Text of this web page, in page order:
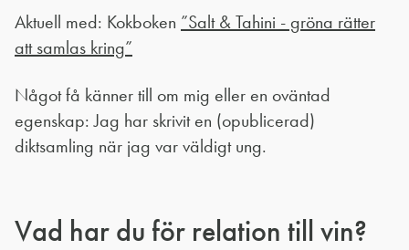
Aktuell med: Kokboken ”Salt & Tahini - gröna rätter
att samlas kring”
Något få känner till om mig eller en oväntad
egenskap: Jag har skrivit en (opublicerad)
diktsamling när jag var väldigt ung.
Vad har du för relation till vin?